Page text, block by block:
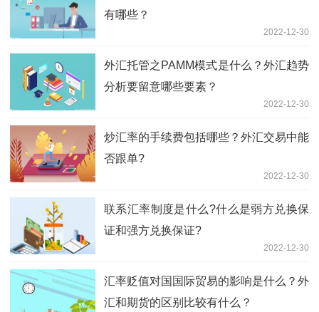
有哪些？
2022-12-30
外汇托管之PAMM模式是什么？外汇趋势
分析要留意哪些要素？
2022-12-30
炒汇率的手续费包括哪些？外汇交易中能
否跟单?
2022-12-30
联系汇率制度是什么?什么是弱方兑换保
证和强方兑换保证?
2022-12-30
汇率贬值对国国际贸易的影响是什么？外
汇和期货的区别比较有什么？